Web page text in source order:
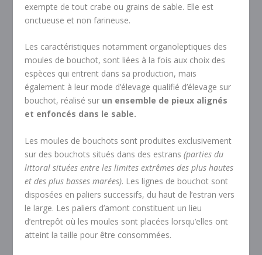
exempte de tout crabe ou grains de sable. Elle est
onctueuse et non farineuse.
Les caractéristiques notamment organoleptiques des
moules de bouchot, sont liées à la fois aux choix des
espèces qui entrent dans sa production, mais
également à leur mode d’élevage qualifié d’élevage sur
bouchot, réalisé sur un ensemble de pieux alignés
et enfoncés dans le sable.
Les moules de bouchots sont produites exclusivement
sur des bouchots situés dans des estrans(parties du
littoral situées entre les limites extrêmes des plus hautes
et des plus basses marées). Les lignes de bouchot sont
disposées en paliers successifs, du haut de l’estran vers
le large. Les paliers d’amont constituent un lieu
d’entrepôt où les moules sont placées lorsqu’elles ont
atteint la taille pour être consommées.